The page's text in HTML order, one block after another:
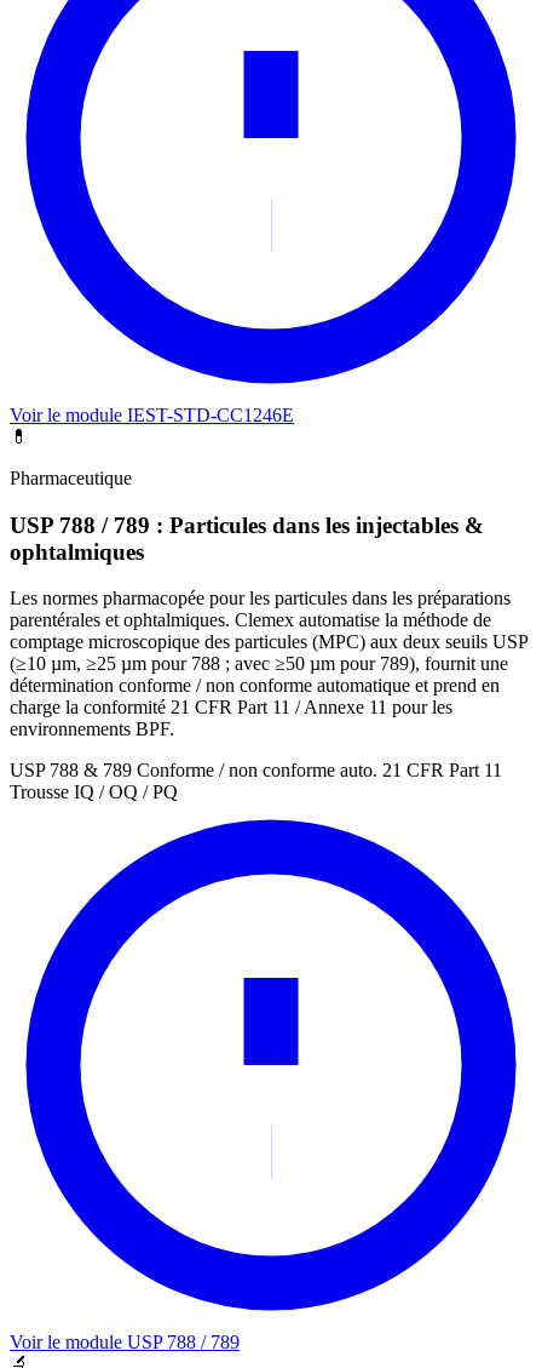
Voir le module IEST-STD-CC1246E
💊
Pharmaceutique
USP 788 / 789 : Particules dans les injectables &
ophtalmiques
Les normes pharmacopée pour les particules dans les préparations
parentérales et ophtalmiques. Clemex automatise la méthode de
comptage microscopique des particules (MPC) aux deux seuils USP
(≥10 µm, ≥25 µm pour 788 ; avec ≥50 µm pour 789), fournit une
détermination conforme / non conforme automatique et prend en
charge la conformité 21 CFR Part 11 / Annexe 11 pour les
environnements BPF.
USP 788 & 789 Conforme / non conforme auto. 21 CFR Part 11
Trousse IQ / OQ / PQ
Voir le module USP 788 / 789